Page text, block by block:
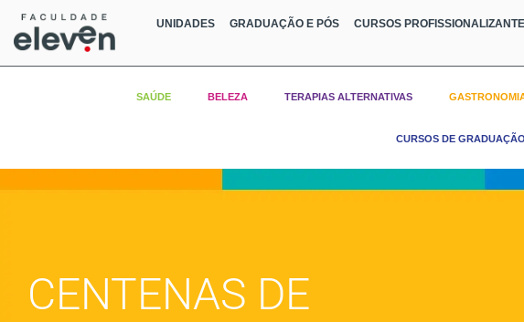
UNIDADES GRADUAÇÃO E PÓS CURSOS
SAÚDE BELEZA TERAPIAS ALTERNATIVAS
CURSOS DE
CENTENAS DE